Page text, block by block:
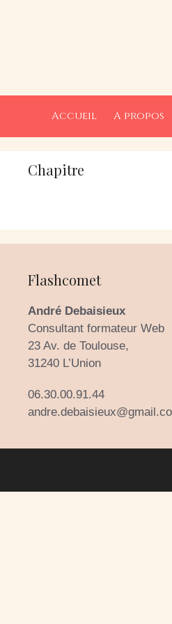
Accueil A propos
Chapitre
Flashcomet
André Debaisieux
Consultant formateur Web
23 Av. de Toulouse,
31240 L’Union
06.30.00.91.44